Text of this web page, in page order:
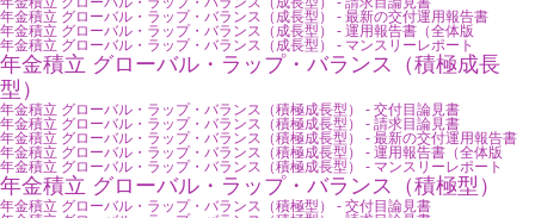
年金積立 グローバル・ラップ・バランス（成長型） - 最新の交付運用報告書
年金積立 グローバル・ラップ・バランス（成長型） - 運用報告書（全体版
年金積立 グローバル・ラップ・バランス（成長型） - マンスリーレポート
年金積立 グローバル・ラップ・バランス（積極成長
型）
年金積立 グローバル・ラップ・バランス（積極成長型） - 交付目論見書
年金積立 グローバル・ラップ・バランス（積極成長型） - 請求目論見書
年金積立 グローバル・ラップ・バランス（積極成長型） - 最新の交付運用報告書
年金積立 グローバル・ラップ・バランス（積極成長型） - 運用報告書（全体版
年金積立 グローバル・ラップ・バランス（積極成長型） - マンスリーレポート
年金積立 グローバル・ラップ・バランス（積極型）
年金積立 グローバル・ラップ・バランス（積極型） - 交付目論見書